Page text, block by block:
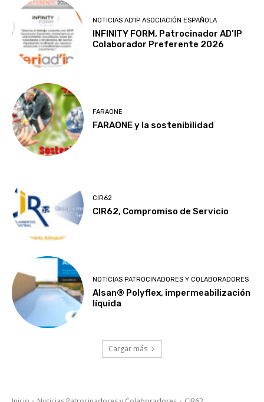
NOTICIAS AD'IP ASOCIACIÓN ESPAÑOLA
INFINITY FORM, Patrocinador AD’IP
Colaborador Preferente 2026
FARAONE
FARAONE y la sostenibilidad
CIR62
CIR62, Compromiso de Servicio
NOTICIAS PATROCINADORES Y COLABORADORES
Alsan® Polyflex, impermeabilización
líquida
Cargar más